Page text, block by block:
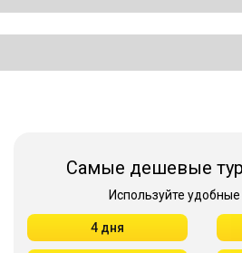
Самые дешевые
Используйте
4 дня